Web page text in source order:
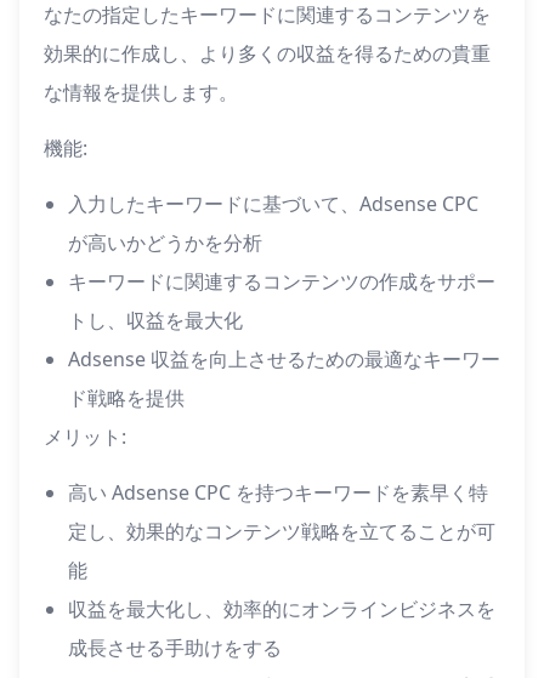
なたの指定したキーワードに関連するコンテンツを
効果的に作成し、より多くの収益を得るための貴重
な情報を提供します。
機能:
入力したキーワードに基づいて、Adsense CPC
が高いかどうかを分析
キーワードに関連するコンテンツの作成をサポー
トし、収益を最大化
Adsense 収益を向上させるための最適なキーワー
ド戦略を提供
メリット:
高い Adsense CPC を持つキーワードを素早く特
定し、効果的なコンテンツ戦略を立てることが可
能
収益を最大化し、効率的にオンラインビジネスを
成長させる手助けをする